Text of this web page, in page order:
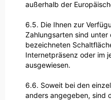
außerhalb der
6.5. Die Ihnen zur
Zahlungsarten sind unter
bezeichneten
Internetpräsenz oder im
ausgewiesen.
6.6. Soweit bei den
anders angegeben, sind